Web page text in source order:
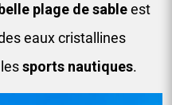
belle plage de sableest
eaux cristallines
sports nautiques.